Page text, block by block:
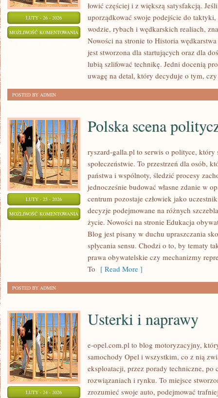
LUTY - 26 - 2026
MOŻLIWOŚĆ KOMENTOWANIA WĘDKARSTWO
MIEJSKIE
łowić częściej i z większą satysfakcją.
uporządkować swoje podejście do
wodzie, rybach i wędkarskich realiach,
Nowości na stronie to Historia
jest stworzona dla startujących oraz dla
lubią szlifować technikę. Jedni docenią
uwagę na detal, który decyduje o tym,
POSTED BY ADMIN
LUTY - 25 - 2026
MOŻLIWOŚĆ KOMENTOWANIA POLSKA
SCENA
POLITYCZNA
Polska scena
ryszard-galla.pl to serwis o polityce, który
społeczeństwie. To przestrzeń dla osób,
państwa i wspólnoty, śledzić procesy
jednocześnie budować własne zdanie w
centrum pozostaje człowiek jako
decyzje podejmowane na różnych
życie. Nowości na stronie Edukacja
Blog jest pisany w duchu upraszczania
spłycania sensu. Chodzi o to, by tematy
prawa obywatelskie czy mechanizmy
To [ Read More ]
POSTED BY ADMIN
LUTY - 24 - 2026
Usterki i naprawy
e-opel.com.pl to blog motoryzacyjny,
samochody Opel i wszystkim, co z nią
eksploatacji, przez porady techniczne, po
rozwiązaniach i rynku. To miejsce
zrozumieć swoje auto, podejmować